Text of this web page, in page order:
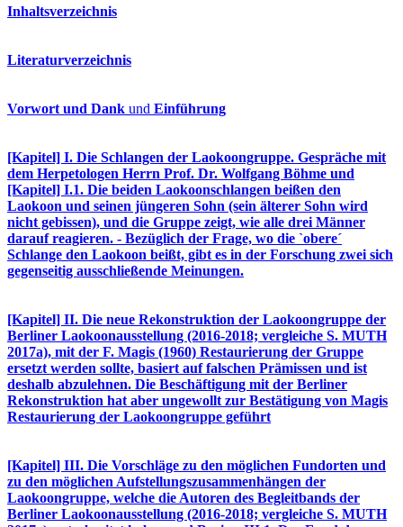
Inhaltsverzeichnis
Literaturverzeichnis
Vorwort und Dank und Einführung
[Kapitel] I. Die Schlangen der Laokoongruppe. Gespräche mit
dem Herpetologen Herrn Prof. Dr. Wolfgang Böhme und
[Kapitel] I.1. Die beiden Laokoonschlangen beißen den
Laokoon und seinen jüngeren Sohn (sein älterer Sohn wird
nicht gebissen), und die Gruppe zeigt, wie alle drei Männer
darauf reagieren. - Bezüglich der Frage, wo die `obere´
Schlange den Laokoon beißt, gibt es in der Forschung zwei sich
gegenseitig ausschließende Meinungen.
[Kapitel] II. Die neue Rekonstruktion der Laokoongruppe der
Berliner Laokoonausstellung (2016-2018; vergleiche S. MUTH
2017a), mit der F. Magis (1960) Restaurierung der Gruppe
ersetzt werden sollte, basiert auf falschen Prämissen und ist
deshalb abzulehnen. Die Beschäftigung mit der Berliner
Rekonstruktion hat aber ungewollt zur Bestätigung von Magis
Restaurierung der Laokoongruppe geführt
[Kapitel] III. Die Vorschläge zu den möglichen Fundorten und
zu den möglichen Aufstellungszusammenhängen der
Laokoongruppe, welche die Autoren des Begleitbands der
Berliner Laokoonausstellung (2016-2018; vergleiche S. MUTH